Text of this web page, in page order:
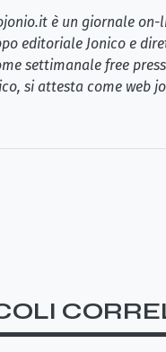
è un giornale on-
editoriale Jonico e
settimanale free
si attesta come web